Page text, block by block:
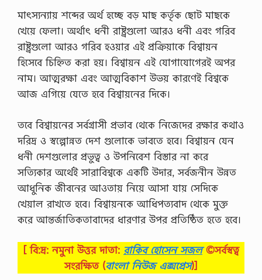
মাৎস্যন্যায় শব্দের অর্থ হচ্ছে বড় মাছ কর্তৃক ছোট মাছকে
খেয়ে ফেলা। অর্থাৎ ধনী রাষ্ট্রগুলো আরও ধনী এবং গরিব
রাষ্ট্রগুলো আরও গরিব হওয়ার এই প্রক্রিয়াকে বিশ্বায়ন
হিসেবে চিহ্নিত করা হয়। বিশ্বায়ন এই যোগাযোগেরই অপর
নাম। আত্মরক্ষা এবং আত্মবিকাশ উভয় কারণেই বিশ্বকে
আজ এগিয়ে যেতে হবে বিশ্বায়নের দিকে।
তবে বিশ্বায়নের সর্বগ্রাসী প্রভাব থেকে নিজেদের রক্ষার কথাও
দরিদ্র ও স্বল্পোন্নত দেশ গুলোকে ভাবতে হবে। বিশ্বায়ন যেন
ধনী দেশগুলোর প্রভুত্ব ও উপনিবেশ বিস্তার না করে
সত্যিকার অর্থেই সারাবিশ্বকে একটি উদার, সর্বজনীন উন্নত
আধুনিক জীবনের আওতায় নিয়ে আসা যায় সেদিকে
খেয়াল রাখতে হবে। বিশ্বায়নকে আধিপত্যবাদ থেকে মুক্ত
করে আন্তর্জাতিকতাবাদের ধারণার উপর প্রতিষ্ঠিত হতে হবে।
[ বি:দ্র: নমুনা উত্তর দাতা: রাকিব হোসেন সজল ©সর্বস্বত্ব
সংরক্ষিত (বাংলা নিউজ এক্সপ্রেস)]